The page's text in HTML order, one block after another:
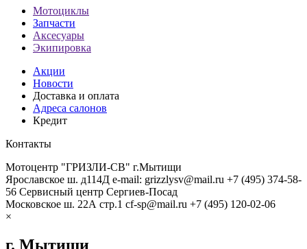
Мотоциклы
Запчасти
Аксесуары
Экипировка
Акции
Новости
Доставка и оплата
Адреса салонов
Кредит
Контакты
Мотоцентр "ГРИЗЛИ-СВ" г.Мытищи
Ярославское ш. д114Д e-mail: grizzlysv@mail.ru +7 (495) 374-58-
56 Сервисный центр Сергиев-Посад
Московское ш. 22А стр.1 cf-sp@mail.ru +7 (495) 120-02-06
×
г. Мытищи